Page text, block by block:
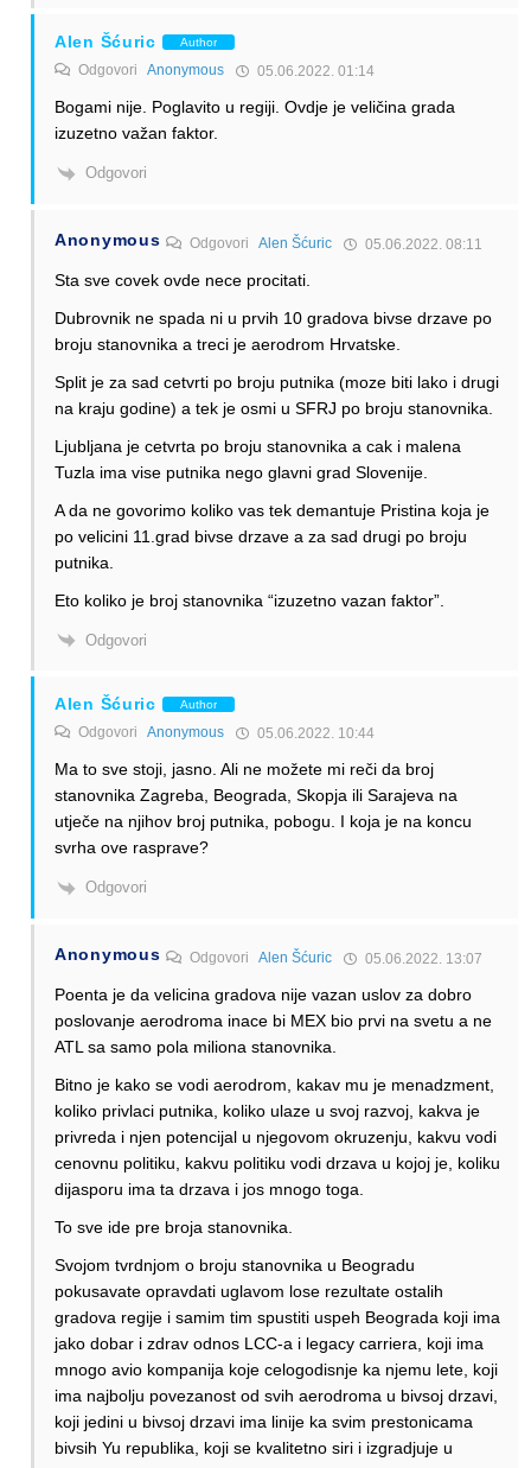
Alen Šćuric Author
Odgovori Anonymous 05.06.2022. 01:14
Bogami nije. Poglavito u regiji. Ovdje je veličina grada
izuzetno važan faktor.
Odgovori
Anonymous OdgovoriAlen Šćuric 05.06.2022. 08:11
Sta sve covek ovde nece procitati.
Dubrovnik ne spada ni u prvih 10 gradova bivse drzave po
broju stanovnika a treci je aerodrom Hrvatske.
Split je za sad cetvrti po broju putnika (moze biti lako i drugi
na kraju godine) a tek je osmi u SFRJ po broju stanovnika.
Ljubljana je cetvrta po broju stanovnika a cak i malena
Tuzla ima vise putnika nego glavni grad Slovenije.
A da ne govorimo koliko vas tek demantuje Pristina koja je
po velicini 11.grad bivse drzave a za sad drugi po broju
putnika.
Eto koliko je broj stanovnika “izuzetno vazan faktor”.
Odgovori
Alen Šćuric Author
Odgovori Anonymous 05.06.2022. 10:44
Ma to sve stoji, jasno. Ali ne možete mi reči da broj
stanovnika Zagreba, Beograda, Skopja ili Sarajeva na
utječe na njihov broj putnika, pobogu. I koja je na koncu
svrha ove rasprave?
Odgovori
Anonymous OdgovoriAlen Šćuric 05.06.2022. 13:07
Poenta je da velicina gradova nije vazan uslov za dobro
poslovanje aerodroma inace bi MEX bio prvi na svetu a ne
ATL sa samo pola miliona stanovnika.
Bitno je kako se vodi aerodrom, kakav mu je menadzment,
koliko privlaci putnika, koliko ulaze u svoj razvoj, kakva je
privreda i njen potencijal u njegovom okruzenju, kakvu vodi
cenovnu politiku, kakvu politiku vodi drzava u kojoj je, koliku
dijasporu ima ta drzava i jos mnogo toga.
To sve ide pre broja stanovnika.
Svojom tvrdnjom o broju stanovnika u Beogradu
pokusavate opravdati uglavom lose rezultate ostalih
gradova regije i samim tim spustiti uspeh Beograda koji ima
jako dobar i zdrav odnos LCC-a i legacy carriera, koji ima
mnogo avio kompanija koje celogodisnje ka njemu lete, koji
ima najbolju povezanost od svih aerodroma u bivsoj drzavi,
koji jedini u bivsoj drzavi ima linije ka svim prestonicama
bivsih Yu republika, koji se kvalitetno siri i izgradjuje u